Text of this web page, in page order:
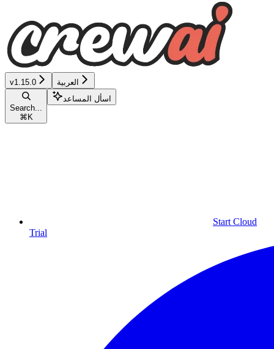
v1.15.0 العربية
Search...
⌘ K
اسأل المساعد
Start Cloud
Trial